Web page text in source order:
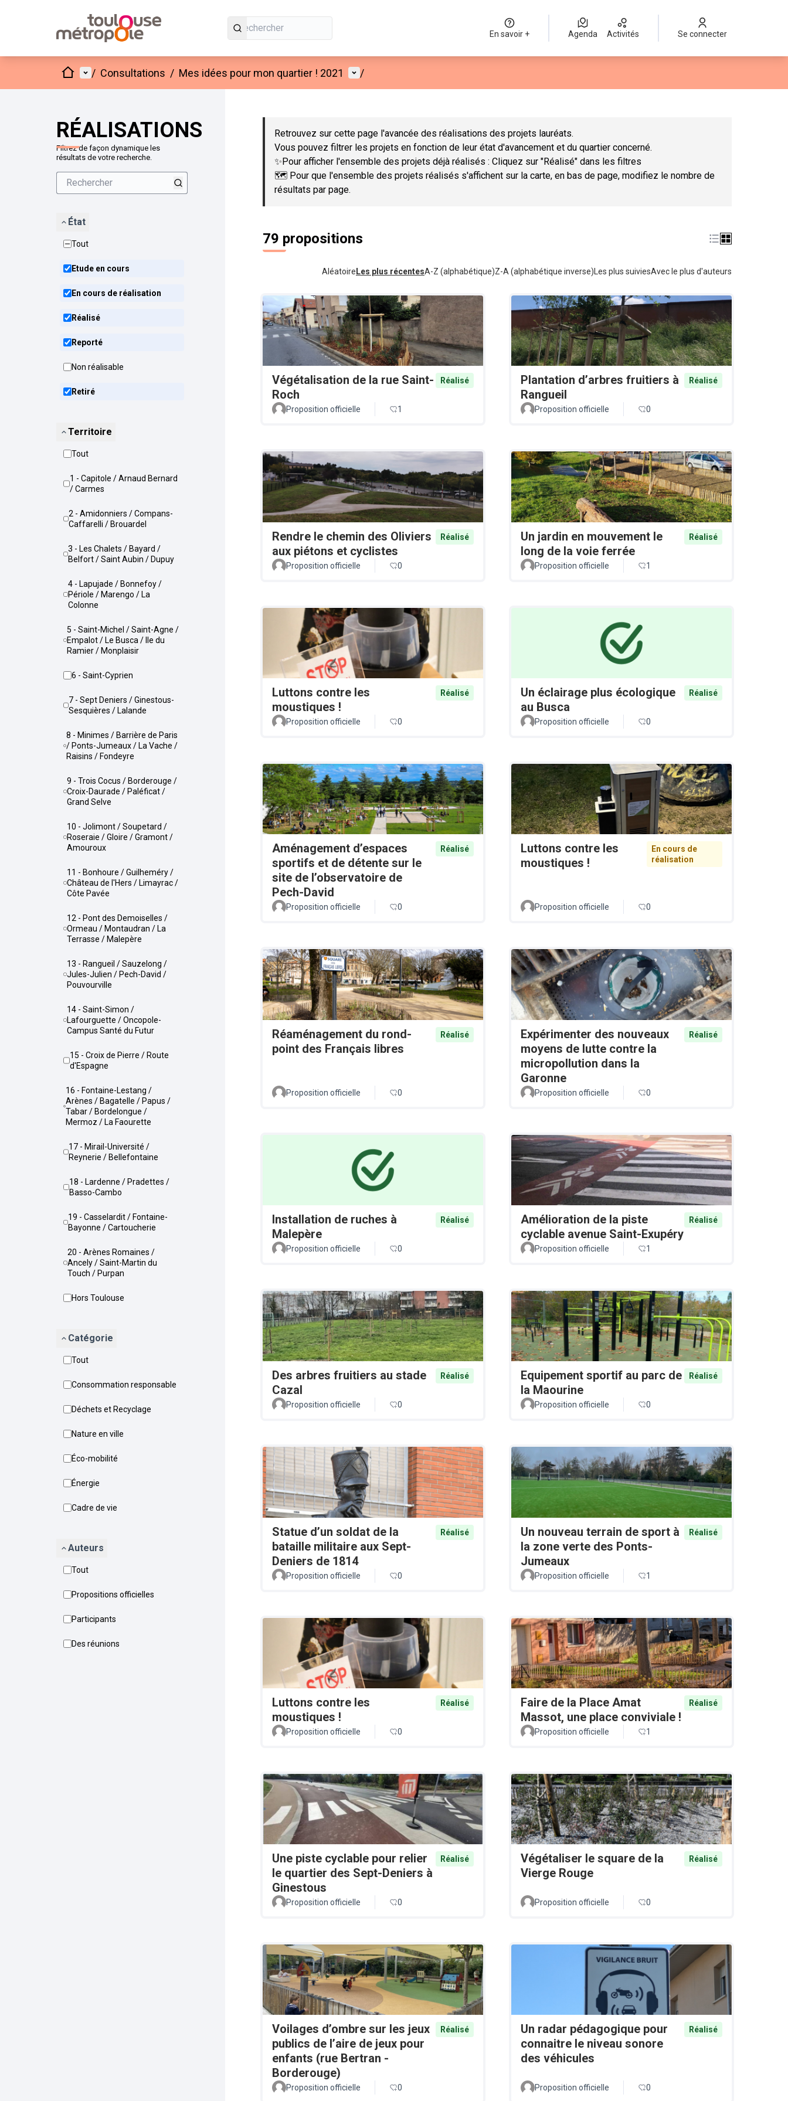
En savoir + Agenda Activités Se connecter
AccueilMenu principal
/ Consultations / Mes idées pour mon quartier ! 2021 Menu utilisateur
/
RÉALISATIONS
Filtrez de façon dynamique les
résultats de votre recherche.
État
Tout
Etude en cours
En cours de réalisation
Réalisé
Reporté
Non réalisable
Retiré
Territoire
Tout
1 - Capitole / Arnaud Bernard
/ Carmes
2 - Amidonniers / Compans-
Caffarelli / Brouardel
3 - Les Chalets / Bayard /
Belfort / Saint Aubin / Dupuy
4 - Lapujade / Bonnefoy /
Périole / Marengo / La
Colonne
5 - Saint-Michel / Saint-Agne /
Empalot / Le Busca / Ile du
Ramier / Monplaisir
6 - Saint-Cyprien
7 - Sept Deniers / Ginestous-
Sesquières / Lalande
8 - Minimes / Barrière de Paris
/ Ponts-Jumeaux / La Vache /
Raisins / Fondeyre
9 - Trois Cocus / Borderouge /
Croix-Daurade / Paléficat /
Grand Selve
10 - Jolimont / Soupetard /
Roseraie / Gloire / Gramont /
Amouroux
11 - Bonhoure / Guilheméry /
Château de l'Hers / Limayrac /
Côte Pavée
12 - Pont des Demoiselles /
Ormeau / Montaudran / La
Terrasse / Malepère
13 - Rangueil / Sauzelong /
Jules-Julien / Pech-David /
Pouvourville
14 - Saint-Simon /
Lafourguette / Oncopole-
Campus Santé du Futur
15 - Croix de Pierre / Route
d'Espagne
16 - Fontaine-Lestang /
Arènes / Bagatelle / Papus /
Tabar / Bordelongue /
Mermoz / La Faourette
17 - Mirail-Université /
Reynerie / Bellefontaine
18 - Lardenne / Pradettes /
Basso-Cambo
19 - Casselardit / Fontaine-
Bayonne / Cartoucherie
20 - Arènes Romaines /
Ancely / Saint-Martin du
Touch / Purpan
Hors Toulouse
Catégorie
Tout
Consommation responsable
Déchets et Recyclage
Nature en ville
Éco-mobilité
Énergie
Cadre de vie
Auteurs
Tout
Propositions officielles
Participants
Des réunions
Passer la carte
Retrouvez sur cette page l'avancée des réalisations des projets lauréats.
Vous pouvez filtrer les projets en fonction de leur état d'avancement et du quartier concerné.
✨Pour afficher l'ensemble des projets déjà réalisés : Cliquez sur "Réalisé" dans les filtres
🗺️ Pour que l'ensemble des projets réalisés s'affichent sur la carte, en bas de page, modifiez le nombre de
résultats par page.
79 propositions
Aléatoire Les plus récentesA-Z (alphabétique)Z-A (alphabétique inverse) Les plus suiviesAvec le plus d'auteurs
Végétalisation de la rue Saint-
Roch
Réalisé
Proposition officielle 1
Plantation d’arbres fruitiers à
Rangueil
Réalisé
Proposition officielle 0
Rendre le chemin des Oliviers
aux piétons et cyclistes
Réalisé
Proposition officielle 0
Un jardin en mouvement le
long de la voie ferrée
Réalisé
Proposition officielle 1
Luttons contre les
moustiques !
Réalisé
Proposition officielle 0
Un éclairage plus écologique
au Busca
Réalisé
Proposition officielle 0
Aménagement d’espaces
sportifs et de détente sur le
site de l’observatoire de
Pech-David
Réalisé
Proposition officielle 0
Luttons contre les
moustiques !
En cours de
réalisation
Proposition officielle 0
Réaménagement du rond-
point des Français libres
Réalisé
Proposition officielle 0
Expérimenter des nouveaux
moyens de lutte contre la
micropollution dans la
Garonne
Réalisé
Proposition officielle 0
Installation de ruches à
Malepère
Réalisé
Proposition officielle 0
Amélioration de la piste
cyclable avenue Saint-Exupéry
Réalisé
Proposition officielle 1
Des arbres fruitiers au stade
Cazal
Réalisé
Proposition officielle 0
Equipement sportif au parc de
la Maourine
Réalisé
Proposition officielle 0
Statue d’un soldat de la
bataille militaire aux Sept-
Deniers de 1814
Réalisé
Proposition officielle 0
Un nouveau terrain de sport à
la zone verte des Ponts-
Jumeaux
Réalisé
Proposition officielle 1
Luttons contre les
moustiques !
Réalisé
Proposition officielle 0
Faire de la Place Amat
Massot, une place conviviale !
Réalisé
Proposition officielle 1
Une piste cyclable pour relier
le quartier des Sept-Deniers à
Ginestous
Réalisé
Proposition officielle 0
Végétaliser le square de la
Vierge Rouge
Réalisé
Proposition officielle 0
Voilages d’ombre sur les jeux
publics de l’aire de jeux pour
enfants (rue Bertran -
Borderouge)
Réalisé
Proposition officielle 0
Un radar pédagogique pour
connaitre le niveau sonore
des véhicules
Réalisé
Proposition officielle 0